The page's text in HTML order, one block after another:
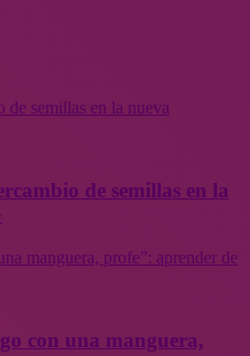
semillas en la nueva
de semillas en la
manguera, profe”: aprender de
con una manguera,